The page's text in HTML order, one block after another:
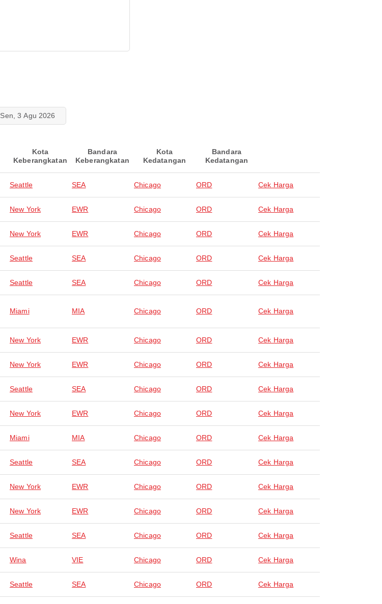
Sen, 3 Agu 2026
Kota
Keberangkatan
Bandara
Keberangkatan
Kota
Kedatangan
Bandara
Kedatangan
Seattle SEA Chicago ORD Cek Harga
New York EWR Chicago ORD Cek Harga
New York EWR Chicago ORD Cek Harga
Seattle SEA Chicago ORD Cek Harga
Seattle SEA Chicago ORD Cek Harga
Miami MIA Chicago ORD Cek Harga
New York EWR Chicago ORD Cek Harga
New York EWR Chicago ORD Cek Harga
Seattle SEA Chicago ORD Cek Harga
New York EWR Chicago ORD Cek Harga
Miami MIA Chicago ORD Cek Harga
Seattle SEA Chicago ORD Cek Harga
New York EWR Chicago ORD Cek Harga
New York EWR Chicago ORD Cek Harga
Seattle SEA Chicago ORD Cek Harga
Wina VIE Chicago ORD Cek Harga
Seattle SEA Chicago ORD Cek Harga